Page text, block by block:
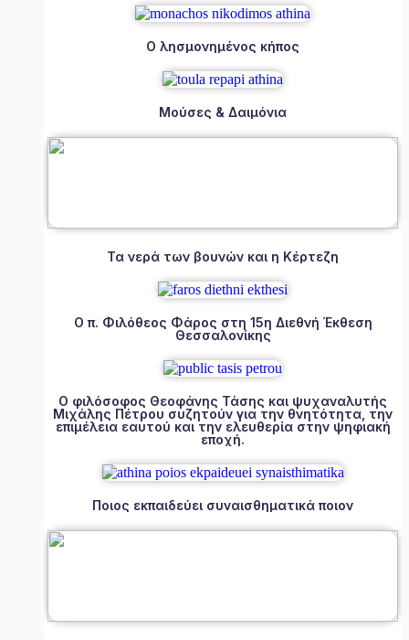
Ο λησμονημένος κήπος
Μούσες & Δαιμόνια
Τα νερά των βουνών και η Κέρτεζη
Ο π. Φιλόθεος Φάρος στη 15η Διεθνή Έκθεση
Θεσσαλονίκης
Ο φιλόσοφος Θεοφάνης Τάσης και ψυχαναλυτής
Μιχάλης Πέτρου συζητούν για την θνητότητα, την
επιμέλεια εαυτού και την ελευθερία στην ψηφιακή
εποχή.
Ποιος εκπαιδεύει συναισθηματικά ποιον